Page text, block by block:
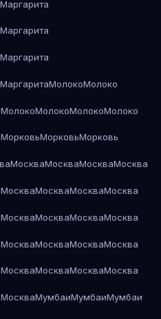
МолокоМолоко
МолокоМолокоМолокоМолоко
МорковьМорковьМорковь
МоскваМоскваМоскваМосква
МоскваМоскваМоскваМосква
МоскваМоскваМоскваМосква
МоскваМоскваМоскваМосква
МоскваМоскваМоскваМосква
МоскваМумбаиМумбаиМумбаи